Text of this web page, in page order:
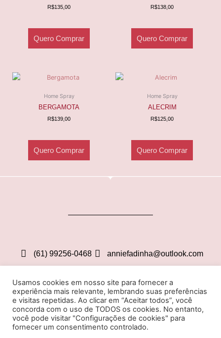
R$135,00
Quero Comprar
R$138,00
Quero Comprar
Home Spray
BERGAMOTA
R$139,00
Quero Comprar
Home Spray
ALECRIM
R$125,00
Quero Comprar
(61) 99256-0468 anniefadinha@outlook.com
Sul, Brasília, 71620,410
PAINEL ADM WEBMAIL
Usamos cookies em nosso site para fornecer a
experiência mais relevante, lembrando suas preferências
e visitas repetidas. Ao clicar em “Aceitar todos”, você
concorda com o uso de TODOS os cookies. No entanto,
você pode visitar "Configurações de cookies" para
fornecer um consentimento controlado.